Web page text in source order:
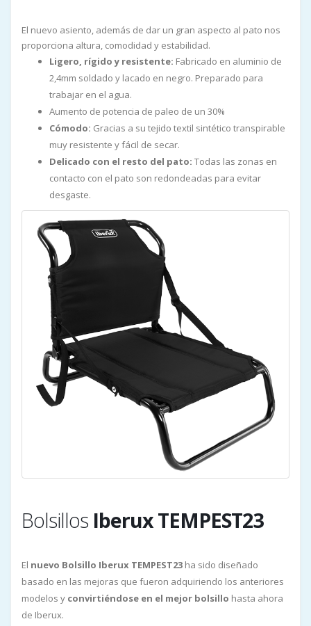
El nuevo asiento, además de dar un gran aspecto al pato nos
proporciona altura, comodidad y estabilidad.
Ligero, rígido y resistente: Fabricado en aluminio de
2,4mm soldado y lacado en negro. Preparado para
trabajar en el agua.
Aumento de potencia de paleo de un 30%
Cómodo: Gracias a su tejido textil sintético transpirable
muy resistente y fácil de secar.
Delicado con el resto del pato: Todas las zonas en
contacto con el pato son redondeadas para evitar
desgaste.
Bolsillos Iberux TEMPEST23
El nuevo Bolsillo Iberux TEMPEST23 ha sido diseñado
basado en las mejoras que fueron adquiriendo los anteriores
modelos y convirtiéndose en el mejor bolsillo hasta ahora
de Iberux.